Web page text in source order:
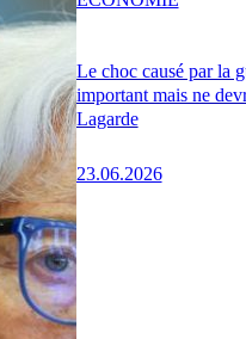
Le choc causé par la
important mais ne
Lagarde
23.06.2026